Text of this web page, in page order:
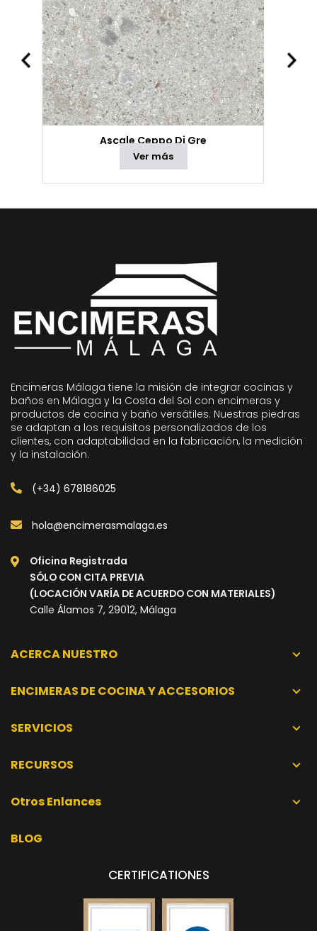
Ascale Ceppo Di Gre
Ver más
Encimeras Málaga tiene la misión de integrar cocinas y
baños en Málaga y la Costa del Sol con encimeras y
productos de cocina y baño versátiles. Nuestras piedras
se adaptan a los requisitos personalizados de los
clientes, con adaptabilidad en la fabricación, la medición
y la instalación.
(+34) 678186025
hola@encimerasmalaga.es
Oficina Registrada
SÓLO CON CITA PREVIA
(LOCACIÓN VARÍA DE ACUERDO CON MATERIALES)
Calle Álamos 7, 29012, Málaga
ACERCA NUESTRO
ENCIMERAS DE COCINA Y ACCESORIOS
SERVICIOS
RECURSOS
Otros Enlances
BLOG
CERTIFICATIONES